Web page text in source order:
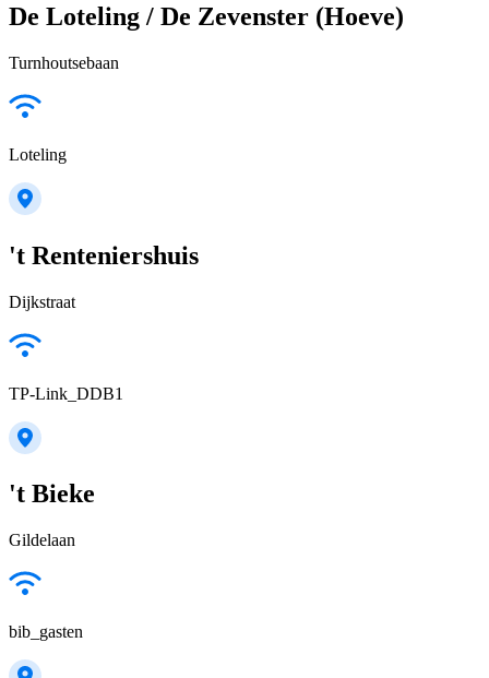
De Loteling / De Zevenster (Hoeve)
Turnhoutsebaan
Loteling
't Renteniershuis
Dijkstraat
TP-Link_DDB1
't Bieke
Gildelaan
bib_gasten